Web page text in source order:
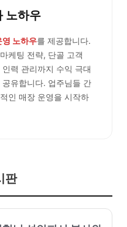
노하우
영 노하우를 제공합니다.
케팅 전략, 단골 고객
력 관리까지 수익 극대
유합니다. 업주님들 간
인 매장 운영을 시작하
판